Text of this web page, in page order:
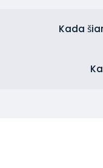
Kada